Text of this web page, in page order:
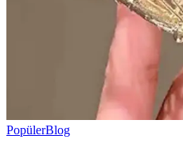
PopülerBlog